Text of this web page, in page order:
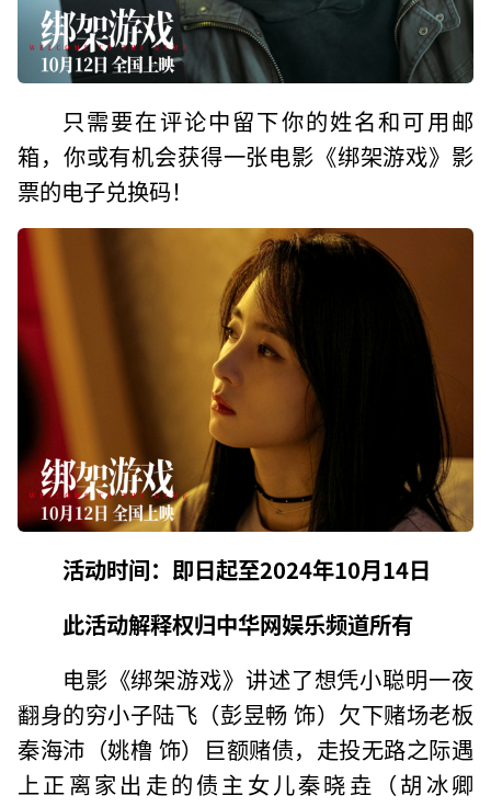
只需要在评论中留下你的姓名和可用邮
箱，你或有机会获得一张电影《绑架游戏》影
票的电子兑换码！
活动时间：即日起至2024年10月14日
此活动解释权归中华网娱乐频道所有
电影《绑架游戏》讲述了想凭小聪明一夜
翻身的穷小子陆飞（彭昱畅 饰）欠下赌场老板
秦海沛（姚橹 饰）巨额赌债，走投无路之际遇
上正离家出走的债主女儿秦晓垚（胡冰卿